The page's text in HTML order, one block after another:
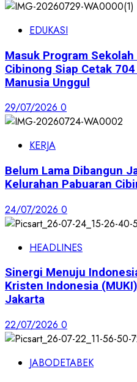
EDUKASI
Masuk Program Sekolah
Cibinong Siap Cetak
Manusia Unggul
29/07/2026 0
KERJA
Belum Lama Dibangun
Kelurahan Pabuaran
24/07/2026 0
HEADLINES
Sinergi Menuju
Kristen Indonesia
Jakarta
22/07/2026 0
JABODETABEK